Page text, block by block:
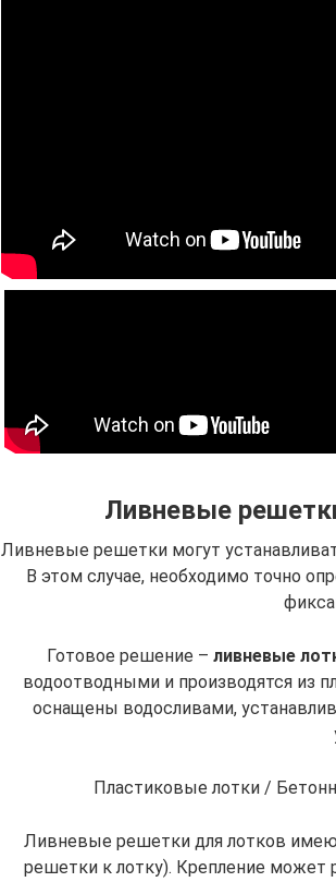
Ливневые
Ливневые решетки могут
В этом случае, необходимо точно
Готовое решение – ливневые
водоотводными и производятся из
оснащены водосливами,
Пластиковые лотки /
Ливневые решетки для лотков
решетки к лотку). Крепление может